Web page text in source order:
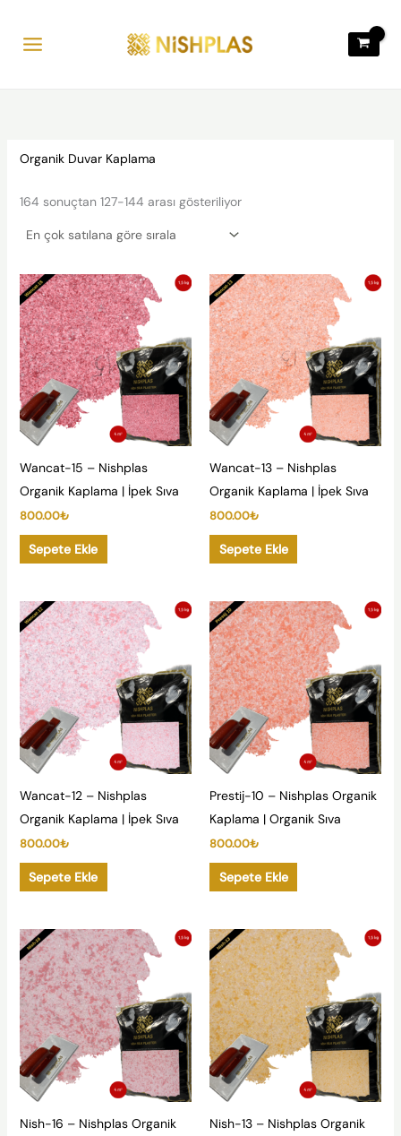
Organik Duvar Kaplama
164 sonuçtan 127-144 arası gösteriliyor
Wancat-15 – Nishplas
Organik Kaplama | İpek Sıva
800.00₺
Sepete Ekle
Wancat-13 – Nishplas
Organik Kaplama | İpek Sıva
800.00₺
Sepete Ekle
Wancat-12 – Nishplas
Organik Kaplama | İpek Sıva
800.00₺
Sepete Ekle
Prestij-10 – Nishplas Organik
Kaplama | Organik Sıva
800.00₺
Sepete Ekle
Nish-16 – Nishplas Organik
Nish-13 – Nishplas Organik